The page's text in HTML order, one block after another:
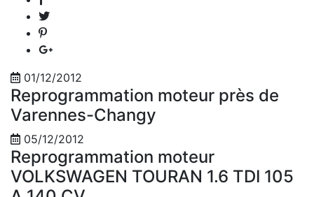
01/12/2012
Reprogrammation moteur près de
Varennes-Changy
05/12/2012
Reprogrammation moteur
VOLKSWAGEN TOURAN 1.6 TDI 105